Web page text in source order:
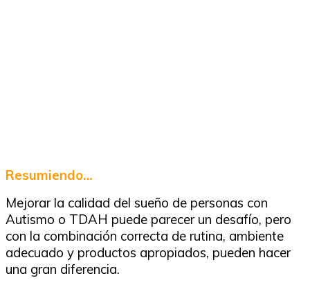
Resumiendo…
Mejorar la calidad del sueño de personas con
Autismo o TDAH puede parecer un desafío, pero
con la combinación correcta de rutina, ambiente
adecuado y productos apropiados, pueden hacer
una gran diferencia.